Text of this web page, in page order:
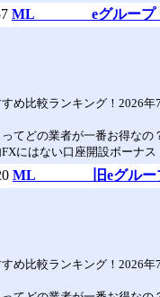
ML eグループ :
め比較ランキング！2026
ってどの業者が一番お得な
にはない口座開設ボーナ
ML 旧eグループ
め比較ランキング！2026